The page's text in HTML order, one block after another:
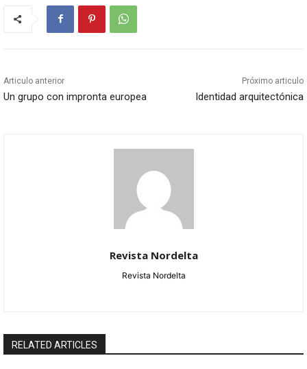
Articulo anterior
Un grupo con impronta europea
Próximo articulo
Identidad arquitectónica
Revista Nordelta
Revista Nordelta
RELATED ARTICLES